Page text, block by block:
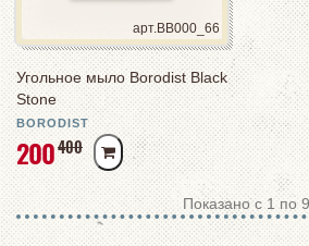
арт.BB000_66
Угольное мыло Borodist Black
Stone
BORODIST
200РУБ
400РУБ
Показано с 1 по